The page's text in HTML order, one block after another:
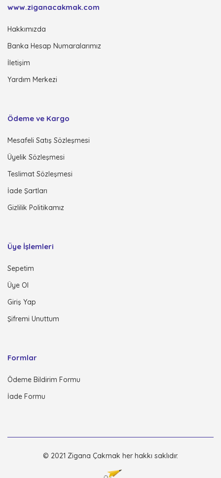
www.ziganacakmak.com
Hakkımızda
Banka Hesap Numaralarımız
İletişim
Yardım Merkezi
Ödeme ve Kargo
Mesafeli Satış Sözleşmesi
Üyelik Sözleşmesi
Teslimat Sözleşmesi
İade Şartları
Gizlilik Politikamız
Üye İşlemleri
Sepetim
Üye Ol
Giriş Yap
Şifremi Unuttum
Formlar
Ödeme Bildirim Formu
İade Formu
© 2021 Zigana Çakmak her hakkı saklıdır.